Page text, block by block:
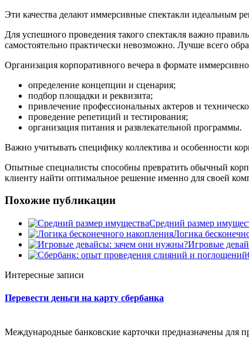
Эти качества делают иммерсивные спектакли идеальным
Для успешного проведения такого спектакля важно
самостоятельно практически невозможно. Лучше всего
Организация корпоративного вечера в формате
определение концепции и сценария;
подбор площадки и реквизита;
привлечение профессиональных актеров и
проведение репетиций и тестирования;
организация питания и развлекательной программы.
Важно учитывать специфику коллектива и особенности
Опытные специалисты способны превратить обычный
клиенту найти оптимальное решение именно для своей
Похожие публикации
Средний размер
Логика
Игровые
Интересные записи
Перевести деньги на карту сбербанка
Международные банковские карточки предназначены для